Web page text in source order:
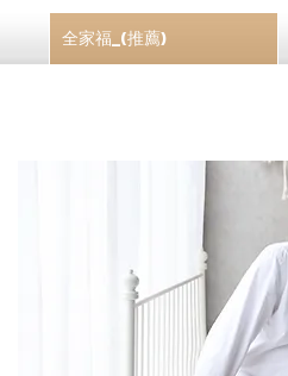
全家福_(推薦)